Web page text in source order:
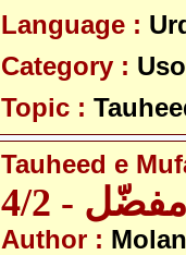
Language :
Category :
Topic :
Tauheed e
- 4/2
Author :